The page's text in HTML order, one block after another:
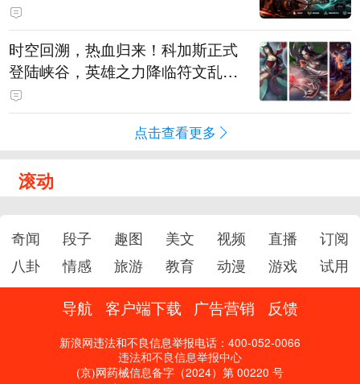
时空回溯，热血归来！科加斯正式
登陆峡谷，英雄之力降临符文乱
斗！
点击查看更多
滚动
奇闻 段子 趣图 美文 视频 直播
订阅
八卦
情感 旅游 教育 动漫 游戏 试用
导航 客户端下载 广告营销 反馈
新浪网违法和不良信息举报电话：400-052-0066
违法和不良信息举报中心
(京)网药械信息备字（2024）第 00220 号